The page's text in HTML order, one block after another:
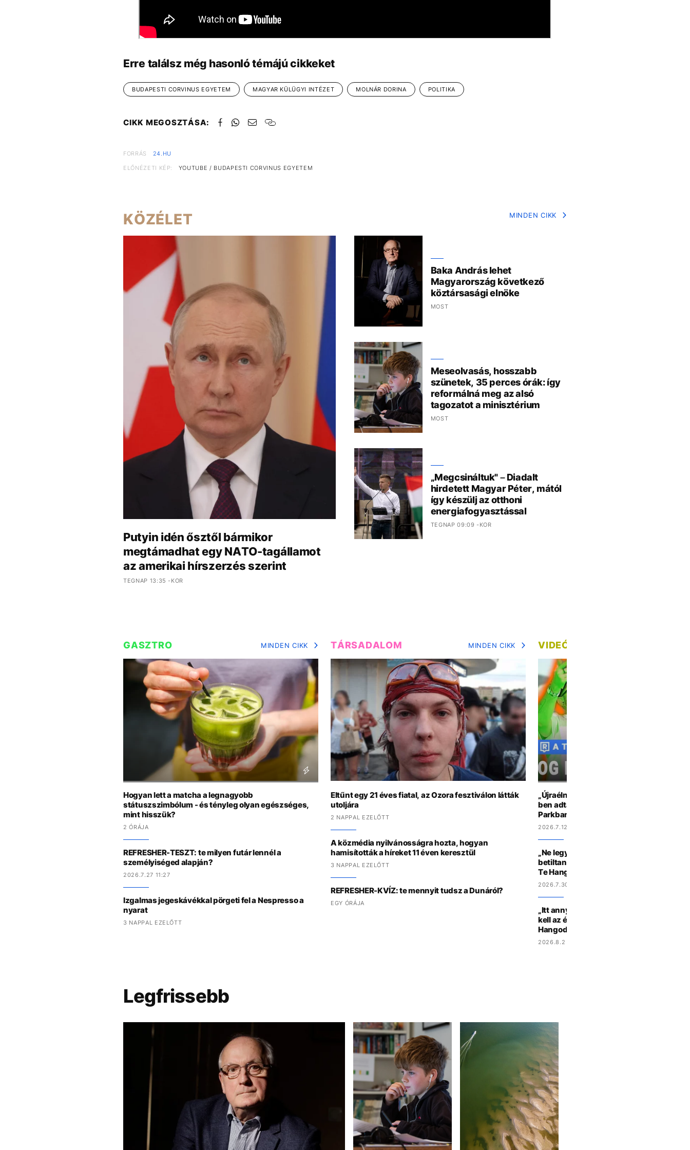
Erre találsz még hasonló témájú cikkeket
BUDAPESTI CORVINUS EGYETEM MAGYAR KÜLÜGYI INTÉZET MOLNÁR DORINA POLITIKA
CIKK MEGOSZTÁSA:
FORRÁS
24.HU
ELŐNÉZETI KÉP:
YOUTUBE / BUDAPESTI CORVINUS EGYETEM
KÖZÉLET MINDEN CIKK
Putyin idén ősztől bármikor
megtámadhat egy NATO-tagállamot
az amerikai hírszerzés szerint
TEGNAP 13:35 -KOR
Baka András lehet
Magyarország következő
köztársasági elnöke
MOST
Meseolvasás, hosszabb
szünetek, 35 perces órák: így
reformálná meg az alsó
tagozatot a minisztérium
MOST
„Megcsináltuk" – Diadalt
hirdetett Magyar Péter, mától
így készülj az otthoni
energiafogyasztással
TEGNAP 09:09 -KOR
GASZTRO MINDEN CIKK
Hogyan lett a matcha a legnagyobb
státuszszimbólum - és tényleg olyan egészséges,
mint hisszük?
2 ÓRÁJA
REFRESHER-TESZT: te milyen futár lennél a
személyiséged alapján?
2026.7.27 11:27
Izgalmas jegeskávékkal pörgeti fel a Nespresso a
nyarat
3 NAPPAL EZELŐTT
TÁRSADALOM MINDEN CIKK
Eltűnt egy 21 éves fiatal, az Ozora fesztiválon látták
utoljára
2 NAPPAL EZELŐTT
A közmédia nyilvánosságra hozta, hogyan
hamisították a híreket 11 éven keresztül
3 NAPPAL EZELŐTT
REFRESHER-KVÍZ: te mennyit tudsz a Dunáról?
EGY ÓRÁJA
VIDEÓ
„Újraélném az életérzést, amit ezek a
ben adtak“ – ilyen volt az OG Fluor buli a
Parkban🐧
2026.7.12 9:42
„Ne legyen elektromos cumi” – Mit
betiltanák 16 év alatt a social media
Te Hangod
2026.7.30 15:46
„Itt annyira felszabadult az ember, hogy
kell az életet” – A Campus Fesztiválon
Hangod
2026.8.2 9:17
Legfrissebb